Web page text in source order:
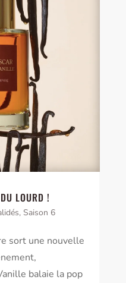
LOURD !
, Saison 6
sort une nouvelle
balaie la pop